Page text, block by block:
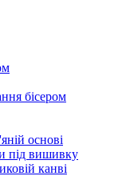
бісером
основі
під вишивку
канві